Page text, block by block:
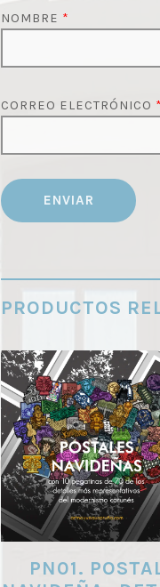
NOMBRE *
CORREO ELECTRÓNICO *
PRODUCTOS
PN01.